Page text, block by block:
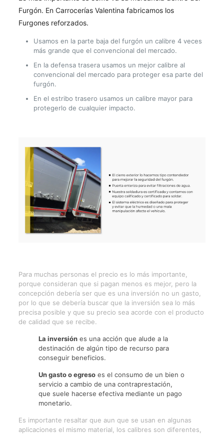
Furgón. En Carrocerías Valentina fabricamos los
Furgones reforzados.
Usamos en la parte baja del furgón un calibre 4 veces
más grande que el convencional del mercado.
En la defensa trasera usamos un mejor calibre al
convencional del mercado para proteger esa parte del
furgón.
En el estribo trasero usamos un calibre mayor para
protegerlo de cualquier impacto.
Para muchas personas el precio es lo más importante,
porque consideran que si pagan menos es mejor, pero la
concepción debería ser que es una inversión no un gasto,
por lo que se debería buscar que la inversión sea lo más
precisa posible y que su precio sea acorde con el producto
de calidad que se recibe.
La inversiónes una acción que alude a la
destinación de algún tipo de recurso para
conseguir beneficios.
Un gasto o egresoes el consumo de un bien o
servicio a cambio de una contraprestación,
que suele hacerse efectiva mediante un pago
monetario.
Es importante resaltar que aun que se usan en algunas
aplicaciones el mismo material, los calibres son diferentes,